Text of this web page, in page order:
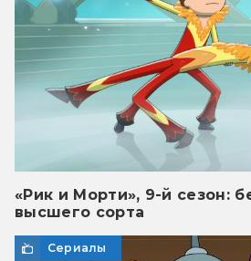
«Рик и Морти», 9-й сезон:
высшего сорта
Сериалы